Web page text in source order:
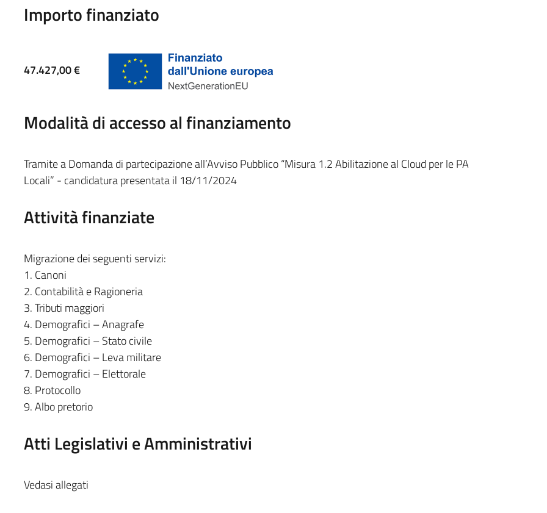
Importo finanziato
47.427,00 €
Modalità di accesso al finanziamento
Tramite a Domanda di partecipazione all’Avviso Pubblico “Misura 1.2 Abilitazione al Cloud per le PA
Locali” - candidatura presentata il 18/11/2024
Attività finanziate
Migrazione dei seguenti servizi:
1. Canoni
2. Contabilità e Ragioneria
3. Tributi maggiori
4. Demografici – Anagrafe
5. Demografici – Stato civile
6. Demografici – Leva militare
7. Demografici – Elettorale
8. Protocollo
9. Albo pretorio
Atti Legislativi e Amministrativi
Vedasi allegati